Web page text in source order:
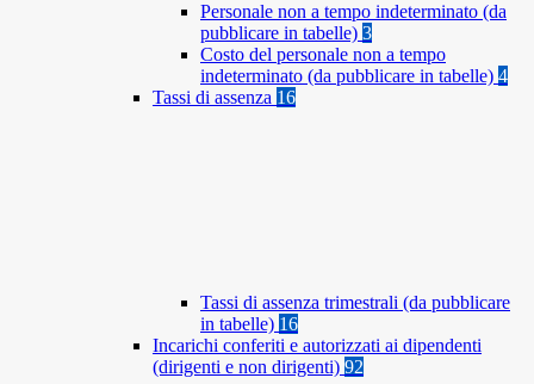
Personale non a tempo indeterminato (da
pubblicare in tabelle) 3
Costo del personale non a tempo
indeterminato (da pubblicare in tabelle) 4
Tassi di assenza 16
Tassi di assenza trimestrali (da pubblicare
in tabelle) 16
Incarichi conferiti e autorizzati ai dipendenti
(dirigenti e non dirigenti) 92